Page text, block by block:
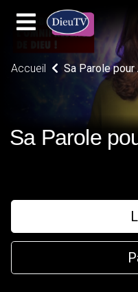
Accueil Sa Parole pour
Sa Parole